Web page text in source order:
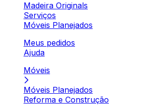
Madeira Originals
Serviços
Móveis Planejados
Meus pedidos
Ajuda
Móveis
Móveis Planejados
Reforma e Construção